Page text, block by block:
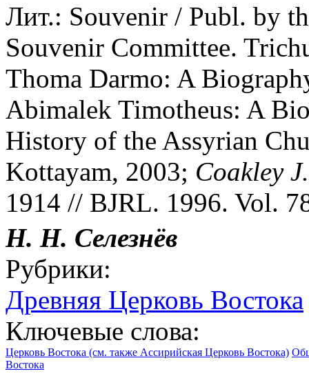
Лит.: Souvenir / Publ. by
Souvenir Committee.
Thoma Darmo: A
Abimalek Timotheus: A
History of the Assyrian
Kottayam, 2003; Coakley
1914 // BJRL. 1996. Vol.
Н. Н. Селезнёв
Рубрики:
Древняя Церковь Востока
Ключевые слова:
Церковь Востока (см. также Ассирийская Церковь Востока)
Востока